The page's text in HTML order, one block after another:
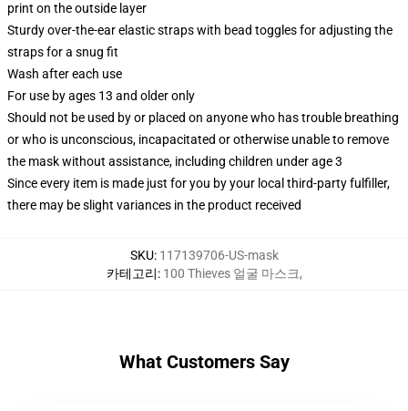
print on the outside layer
Sturdy over-the-ear elastic straps with bead toggles for adjusting the
straps for a snug fit
Wash after each use
For use by ages 13 and older only
Should not be used by or placed on anyone who has trouble breathing
or who is unconscious, incapacitated or otherwise unable to remove
the mask without assistance, including children under age 3
Since every item is made just for you by your local third-party fulfiller,
there may be slight variances in the product received
SKU: 117139706-US-mask
카테고리: 100 Thieves 얼굴 마스크,
What Customers Say